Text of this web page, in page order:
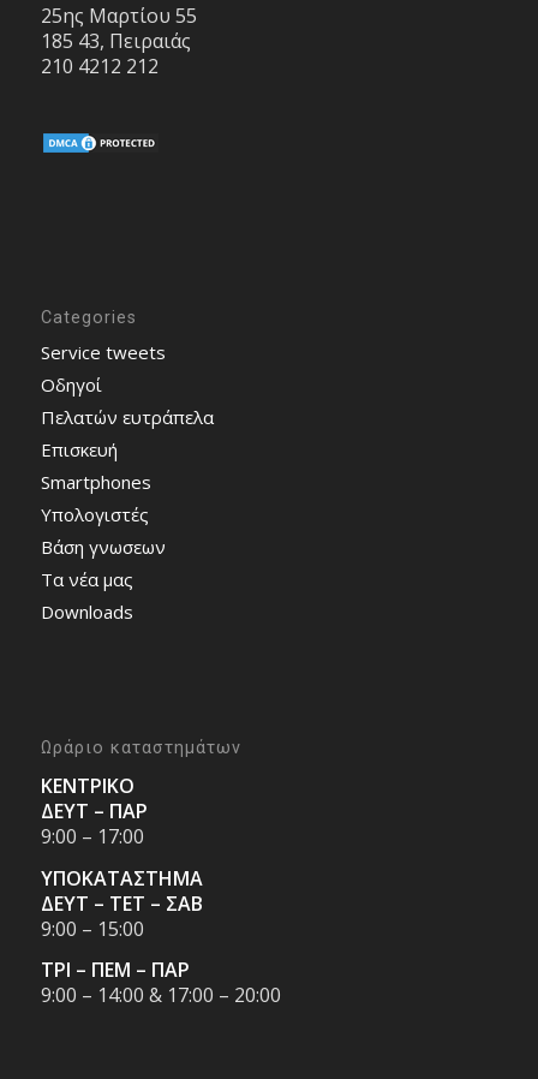
25ης Μαρτίου 55
185 43, Πειραιάς
210 4212 212
Categories
Service tweets
Οδηγοί
Πελατών ευτράπελα
Επισκευή
Smartphones
Υπολογιστές
Bάση γνωσεων
Τα νέα μας
Downloads
Ωράριο καταστημάτων
ΚΕΝΤΡΙΚΟ
ΔΕΥΤ – ΠΑΡ
9:00 – 17:00
ΥΠΟΚΑΤΑΣΤΗΜΑ
ΔΕΥΤ – ΤΕΤ – ΣΑΒ
9:00 – 15:00
ΤΡΙ – ΠΕΜ – ΠΑΡ
9:00 – 14:00 & 17:00 – 20:00